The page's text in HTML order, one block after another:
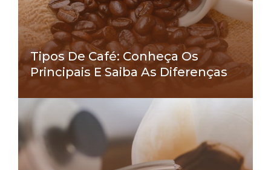
Tipos De Café: Conheça Os
Principais E Saiba As Diferenças